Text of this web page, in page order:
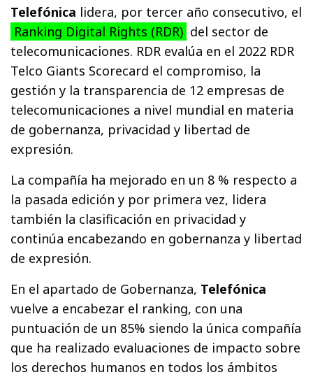
Telefónica lidera, por tercer año consecutivo, el
Ranking Digital Rights (RDR) del sector de
telecomunicaciones. RDR evalúa en el 2022 RDR
Telco Giants Scorecard el compromiso, la
gestión y la transparencia de 12 empresas de
telecomunicaciones a nivel mundial en materia
de gobernanza, privacidad y libertad de
expresión.
La compañía ha mejorado en un 8 % respecto a
la pasada edición y por primera vez, lidera
también la clasificación en privacidad y
continúa encabezando en gobernanza y libertad
de expresión.
En el apartado de Gobernanza, Telefónica
vuelve a encabezar el ranking, con una
puntuación de un 85% siendo la única compañía
que ha realizado evaluaciones de impacto sobre
los derechos humanos en todos los ámbitos